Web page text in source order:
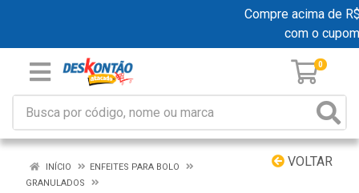
Compre acima de
com o cupom
0
VOLTAR
INÍCIO
ENFEITES PARA BOLO
GRANULADOS